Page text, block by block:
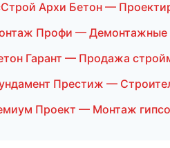
Архи Бетон —
Профи — Демонтажные
Гарант — Продажа
Престиж —
Проект — Монтаж